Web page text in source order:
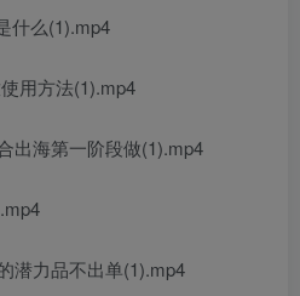
什么(1).mp4
用方法(1).mp4
出海第一阶段做(1).mp4
潜力品不出单(1).mp4